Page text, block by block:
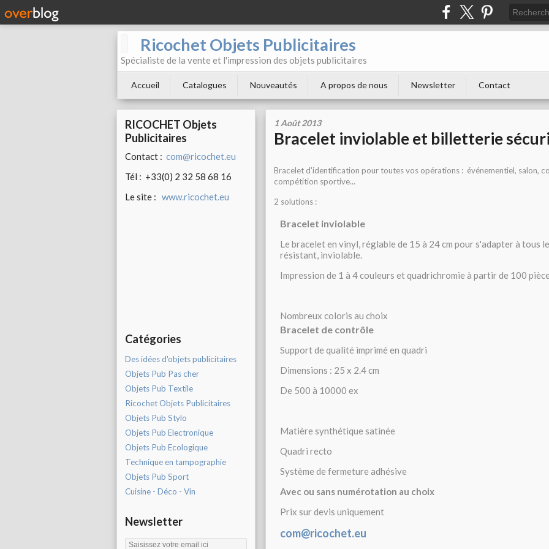
Ricochet Objets Publicitaires
Spécialiste de la vente et l'impression des objets publicitaires
Accueil Catalogues Nouveautés A propos de nous Newsletter Contact
RICOCHET Objets
Publicitaires
Contact : com@ricochet.eu
Tél : +33(0) 2 32 58 68 16
Le site : www.ricochet.eu
Catégories
Des idées d'objets publicitaires
Objets Pub Pas cher
Objets Pub Textile
Ricochet Objets Publicitaires
Objets Pub Stylo
Objets Pub Electronique
Objets Pub Ecologique
Technique en tampographie
Objets Pub Sport
Cuisine - Déco - Vin
Newsletter
1 Août 2013
Bracelet inviolable et billetterie
Bracelet d'identification pour toutes vos opérations : événementiel, salon,
compétition sportive...
2 solutions :
Bracelet inviolable
Le bracelet en vinyl, réglable de 15 à 24 cm pour s'adapter à tous
résistant, inviolable.
Impression de 1 à 4 couleurs et quadrichromie à partir de 100
Nombreux coloris au choix
Bracelet de contrôle
Support de qualité imprimé en quadri
Dimensions : 25 x 2.4 cm
De 500 à 10000 ex
Matière synthétique satinée
Quadri recto
Système de fermeture adhésive
Avec ou sans numérotation au choix
Prix sur devis uniquement
com@ricochet.eu